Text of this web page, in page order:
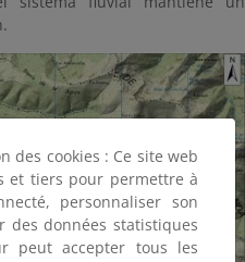
des cookies : Ce site web
et tiers pour permettre à
personnaliser son
des données statistiques
peut accepter tous les